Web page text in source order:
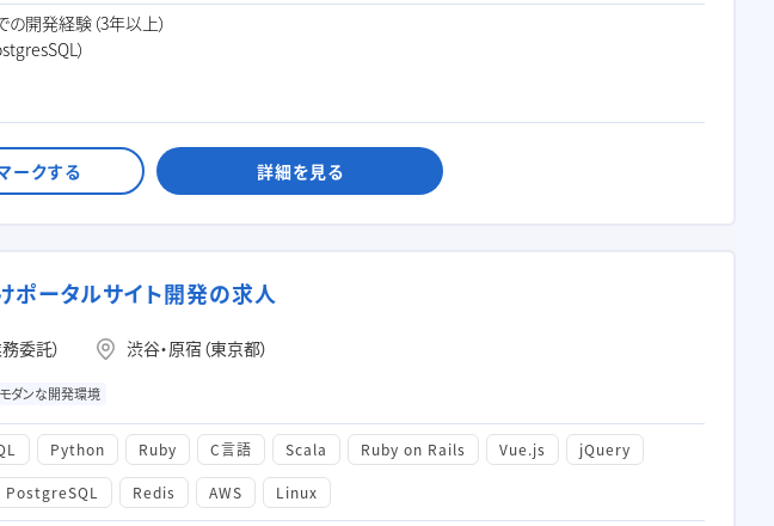
開発経験（3年以上）
）
詳細を見る
ータルサイト開発の求人
委託） 渋谷・原宿（東京都）
モダンな開発環境
Python Ruby C言語 Scala Ruby on Rails Vue.js jQuery
PostgreSQL Redis AWS Linux